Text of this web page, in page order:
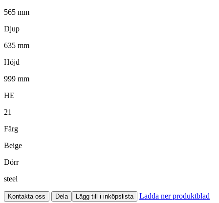
565 mm
Djup
635 mm
Höjd
999 mm
HE
21
Färg
Beige
Dörr
steel
Kontakta oss Dela Lägg till i inköpslista Ladda ner produktblad